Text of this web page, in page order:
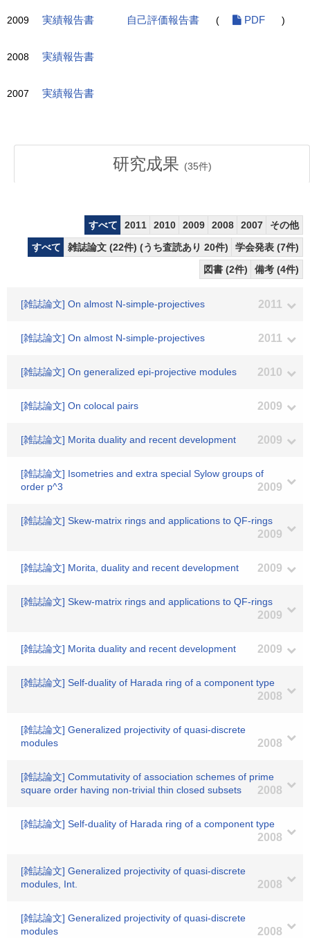
2009 実績報告書 自己評価報告書 ( PDF )
2008 実績報告書
2007 実績報告書
研究成果 (35件)
すべて 2011 2010 2009 2008 2007
その他
すべて
雑誌論文 (22件) (うち査読あり 20件)
学会発表 (7件)
図書 (2件)
備考 (4件)
[雑誌論文] On almost N-simple-projectives 2011
[雑誌論文] On almost N-simple-projectives 2011
[雑誌論文] On generalized epi-projective modules 2010
[雑誌論文] On colocal pairs 2009
[雑誌論文] Morita duality and recent development 2009
[雑誌論文] Isometries and extra special Sylow groups of
order p^3
2009
[雑誌論文] Skew-matrix rings and applications to QF-rings
2009
[雑誌論文] Morita, duality and recent development 2009
[雑誌論文] Skew-matrix rings and applications to QF-rings
2009
[雑誌論文] Morita duality and recent development 2009
[雑誌論文] Self-duality of Harada ring of a component type
2008
[雑誌論文] Generalized projectivity of quasi-discrete
modules
2008
[雑誌論文] Commutativity of association schemes of prime
square order having non-trivial thin closed subsets
2008
[雑誌論文] Self-duality of Harada ring of a component type
2008
[雑誌論文] Generalized projectivity of quasi-discrete
modules, Int.
2008
[雑誌論文] Generalized projectivity of quasi-discrete
modules
2008